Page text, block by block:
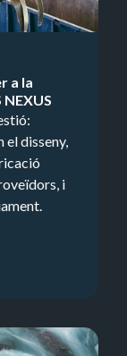
a la
el disseny,
i